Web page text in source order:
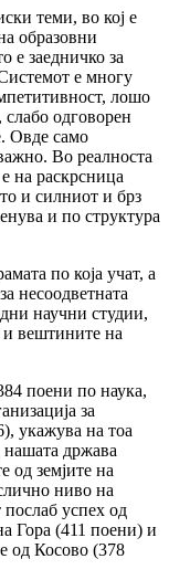
теми, во кој е
образовни
е заедничко за
е многу
лошо
одговорен
Овде само
Во реалноста
на раскрсница
и силниот и брз
и по структура
по која учат, а
несоодветната
научни студии,
вештините на
поени по наука,
за
укажува на тоа
нашата држава
од земјите на
ниво на
успех од
Гора (411 поени) и
од Косово (378